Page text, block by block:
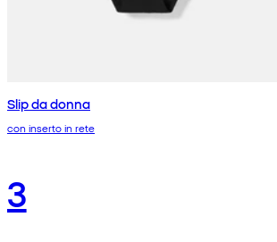
Slip da donna
con inserto in rete
3